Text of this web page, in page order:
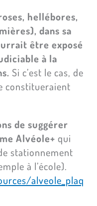
hellébores,
dans sa
être exposé
à la
Si c’est le cas, de
constitueraient
de suggérer
Alvéole+ qui
stationnement
à l’école).
alveole_plaq